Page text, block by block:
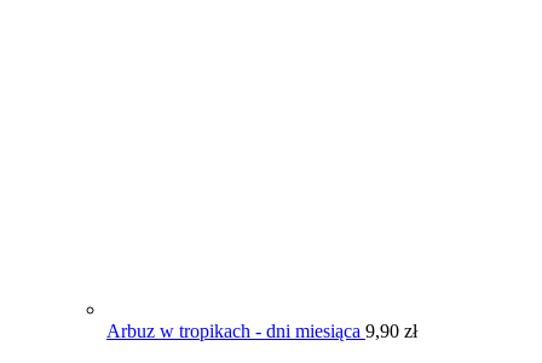
Arbuz w tropikach - dni miesiąca 9,90 zł